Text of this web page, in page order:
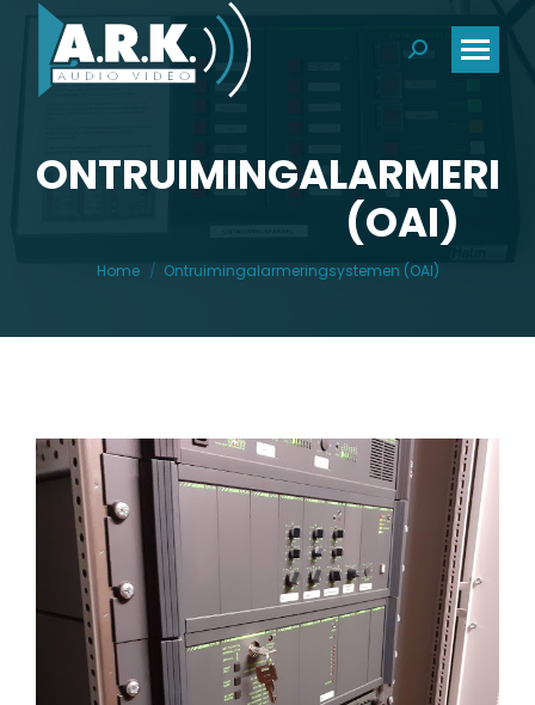
Search:
(OAI)
Home Ontruimingalarmeringsystemen (OAI)